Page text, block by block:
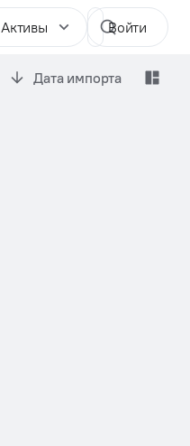
Активы Войти
Дата импорта